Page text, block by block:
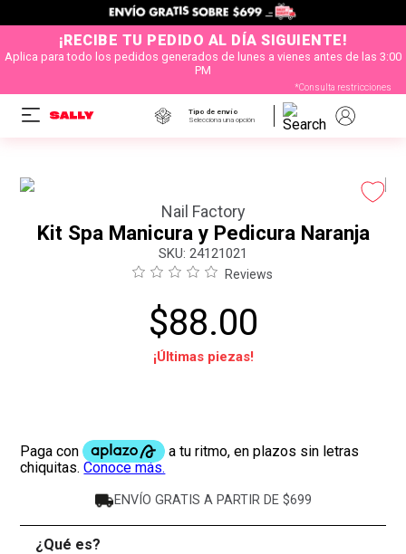
¡RECIBE TU PEDIDO AL DÍA SIGUIENTE!
Aplica para todo los pedidos generados de lunes a vienes antes de las 3:00
PM
*Consulta restricciones
Tipo de envío
Selecciona una opción
Nail Factory
Kit Spa Manicura y Pedicura Naranja
: 24121021
Reviews
$88.00
¡Últimas piezas!
ENVÍO GRATIS A PARTIR DE $699
¿Qué es?